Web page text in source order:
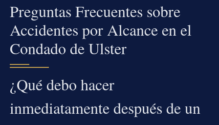
Preguntas Frecuentes sobre
Accidentes por Alcance en el
Condado de Ulster
¿Qué debo hacer
inmediatamente después de un